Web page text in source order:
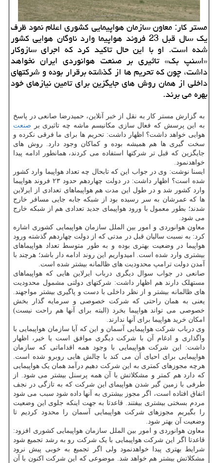
مستر کار: معاون سازمان هواپیمایی کشوری اعلام نمود ظرف
یک سال قبل 23 فروند هواپیما وارد ناوگان هوایی کشور
شده است. او با این حال تاکید کرد که اجرای سازوکار
«اسنپ بک» تاثیری بر صنعت هوانوردی ایران نخواهد
داشت، چون که تحریم ها از گذشته برقرار بوده و شرکتهای
داخلی از همان روش های جایگزین برای تامین نیازهای خود
بهره می برند.
به گزارش مستر کار به نقل از خبر آنلاین، حمیدرضا صانعی در پاسخ
به این پرسش که فعال سازی مکانیسم ماشه چه تاثیری بر صنعت
هوایی خواهد داشت؟ اظهار داشت: تحریم ها برای ما فرقی نکرده و
سخت گیری ها هم همیشه بوده و کماکان وجود دارد. روش های
جایگزین که قبل تر شرکتها استفاده می کردند، همانطور ادامه پیدا
خواهدنمود.
ایسنا نوشت: وی در جواب این که تابحال چه تعداد هواپیما وارد کشور
شده است؟ اظهار داشت: در دولت چهاردهم حدود ۲۳ فروند هواپیما
وارد کشور شد و در طول این مدت هم هواپیماهای تعدادی از ایرلاین
ها که عمرشان به سر رسیده بود از شبکه جابه جایی مسافر خارج
شدند؛ بطور معمول با ورود هواپیمای جدید تعدادی هم از شبکه خارج
می شود.
معاون هوانوردی و امور بین الملل سازمان هواپیمایی کشوری اشاره
کرد: به نسبت سالیان قبل در مدتی که از دولت چهاردهم گذشته ورود
هواپیما در وضعیت بهتری بوده و به طور متوسط تعداد هواپیماهای
بیشتری وارد شده است. امیدواریم این روند ادامه دار باشد؛ هرچند با
آمدن دولت ترامپ محدودیت های ظالمانه بیشتر شده است.
صانعی در جواب سوال دیگری درباب ایرلاین هایی که هواپیماهای
مستهلک دارند هم اظهار داشت: شرکتهای دولتی مشمول محدودیت
های ظالمانه بیشتر و از نظر داخلی با دست و پاگیری بیشتر مواجهند.
یعنی به همان راحتی که شرکت خصوصی و سرمایه گذار بخش
خصوصی می تواند هواپیما بخرد (البته برای آنها هم راحت نیست)
امکان خرید هواپیما برای آنها ندارند.
وی درباب شرکت هواپیمایی آسمان و این که آیا سازمان هواپیمایی با
واگذاری و ادغام آن با شرکت دیگری موافق است یا خیر، اظهار
داشت: این شرکت هواپیمایی با وجود همه اقداماتی که سازمان
هواپیمایی برای احیای آن می کند با چالش هایی روبرو شده است.
هرچه مجوزهای کمتری به این شرکت دهیم درآمد همان یک هواپیمایی
که دارد هم کمتر و مشکلاتش با آن همه پرسنل بیشتر می شود. از
طرفی با زمین گیر شدن هواپیمای این شرکت که به تازگی در نجف
اتفاق افتاده است، اگر مجوز بیشتری به آنها داده شود سبب می شود
مردم بسختی بیشتری بیفتند. قاعدتا به جهت اینکه جلوی این وضعیت
را بگیریم مجوزهای شرکت هواپیمایی آسمان را محدود کردیم تا
وضعیت آن بهتر شود.
معاون هوانوردی و امور بین الملل سازمان هواپیمایی کشوری افزود:
قاعدتا اگر این شرکت هواپیمایی با یک شرکت رو به رشد تجمیع شود
شرایط بهتری پیدا خواهدنمود ولی اگر تجمیع به خوبی پیش نرود
مشکلاتش بیشتر هم خواهد شد. موضوعی که این شرکت اکنون با آن